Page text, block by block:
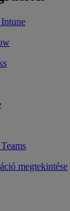
megtekintése